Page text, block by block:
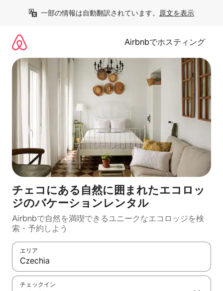
一部の情報は自動翻訳されています。 原文を表示
Airbnbでホスティング
チェコにある自然に囲まれたエコロッ
ジのバケーションレンタル
Airbnbで自然を満喫できるユニークなエコロッジを検
索・予約しよう
エリア
検索結果が表示されたら、上下の矢印キーを使って移動するか
チェックイン